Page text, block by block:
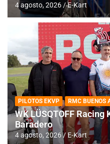
4 agosto, 2026 E-Kart
PILOTOS EKVP RMC BUENOS
WK LÜSQTOFF
Baradero
4 agosto, 2026 E-Kart